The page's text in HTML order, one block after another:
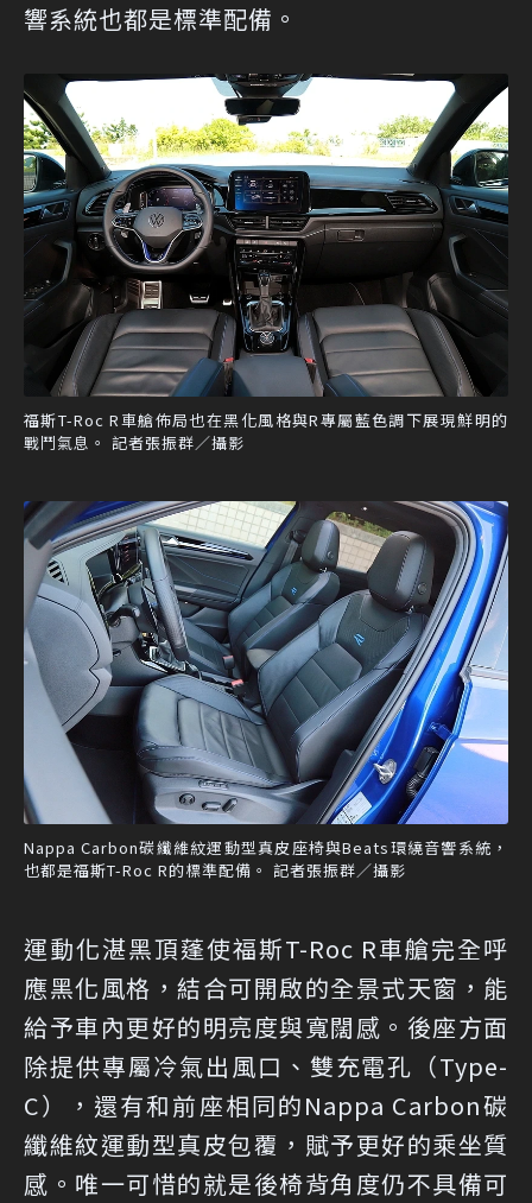
響系統也都是標準配備。
福斯T-Roc R車艙佈局也在黑化風格與R專屬藍色調下展現鮮明的
戰鬥氣息。 記者張振群／攝影
Nappa Carbon碳纖維紋運動型真皮座椅與Beats環繞音響系統，
也都是福斯T-Roc R的標準配備。 記者張振群／攝影
運動化湛黑頂蓬使福斯T-Roc R車艙完全呼
應黑化風格，結合可開啟的全景式天窗，能
給予車內更好的明亮度與寬闊感。後座方面
除提供專屬冷氣出風口、雙充電孔（Type-
C），還有和前座相同的Nappa Carbon碳
纖維紋運動型真皮包覆，賦予更好的乘坐質
感。唯一可惜的就是後椅背角度仍不具備可